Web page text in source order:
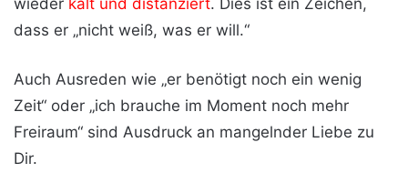
dass er „nicht weiß, was er will.“
Auch Ausreden wie „er benötigt noch ein wenig
Zeit“ oder „ich brauche im Moment noch mehr
Freiraum“ sind Ausdruck an mangelnder Liebe zu
Dir.